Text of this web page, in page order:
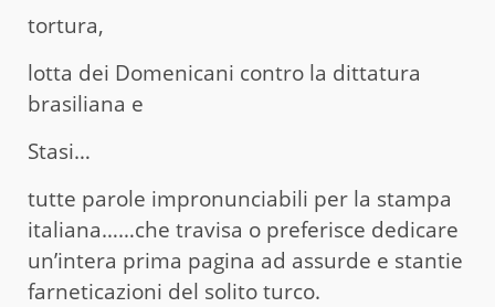
tortura,
lotta dei Domenicani contro la dittatura
brasiliana e
Stasi…
tutte parole impronunciabili per la stampa
italiana……che travisa o preferisce dedicare
un’intera prima pagina ad assurde e stantie
farneticazioni del solito turco.